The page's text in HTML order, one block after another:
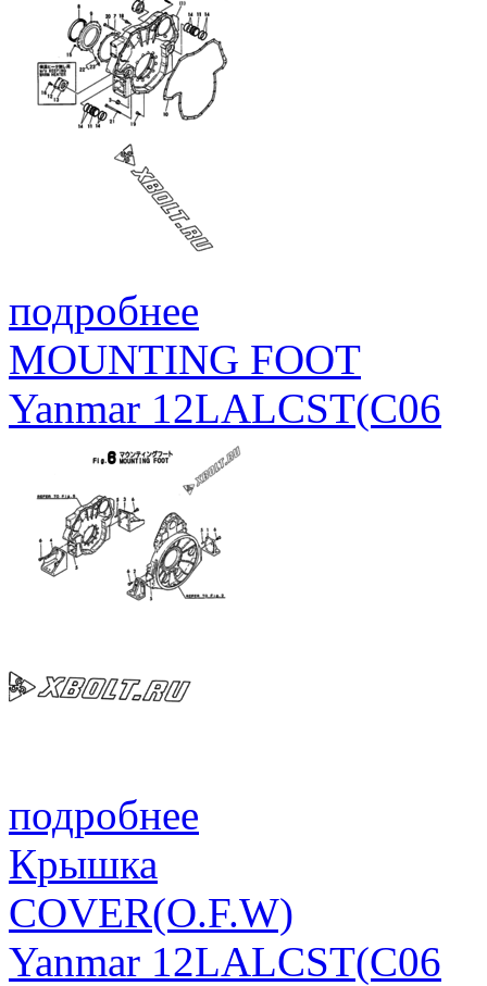
подробнее
MOUNTING FOOT
Yanmar 12LALCST(C06
подробнее
Крышка
COVER(O.F.W)
Yanmar 12LALCST(C06